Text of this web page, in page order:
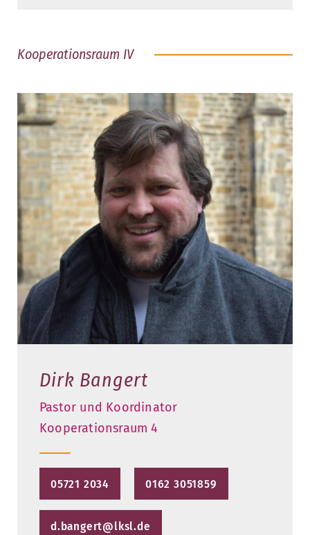
Kooperationsraum IV
Dirk Bangert
Pastor und Koordinator
Kooperationsraum 4
05721 2034 0162 3051859
d.bangert@lksl.de